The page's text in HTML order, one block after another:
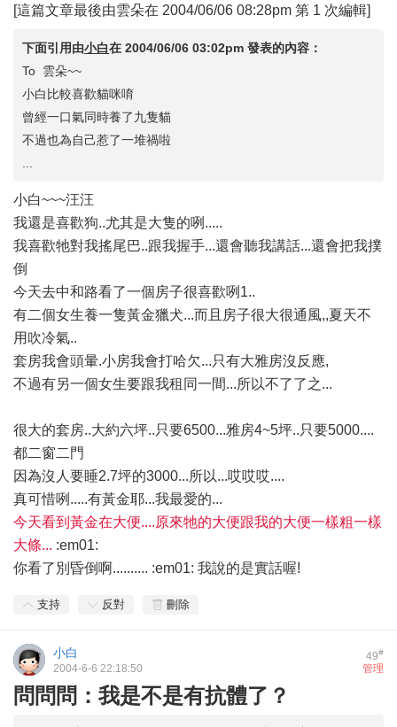
[這篇文章最後由雲朵在 2004/06/06 08:28pm 第 1 次編輯]
下面引用由小白在 2004/06/06 03:02pm 發表的內容：
To 雲朵~~
小白比較喜歡貓咪唷
曾經一口氣同時養了九隻貓
不過也為自己惹了一堆禍啦
小白~~~汪汪
我還是喜歡狗..尤其是大隻的咧.....
我喜歡牠對我搖尾巴..跟我握手...還會聽我講話...還會把我撲
倒
今天去中和路看了一個房子很喜歡咧1..
有二個女生養一隻黃金獵犬...而且房子很大很通風,,夏天不
用吹冷氣..
套房我會頭暈.小房我會打哈欠...只有大雅房沒反應,
不過有另一個女生要跟我租同一間...所以不了了之...
很大的套房..大約六坪..只要6500...雅房4~5坪..只要5000....
都二窗二門
因為沒人要睡2.7坪的3000...所以...哎哎哎....
真可惜咧.....有黃金耶...我最愛的...
今天看到黃金在大便....原來牠的大便跟我的大便一樣粗一樣
大條... :em01:
你看了別昏倒啊.......... :em01: 我說的是實話喔!
支持 反對 刪除
49#
小白
管理
2004-6-6 22:18:50
問問問：我是不是有抗體了？